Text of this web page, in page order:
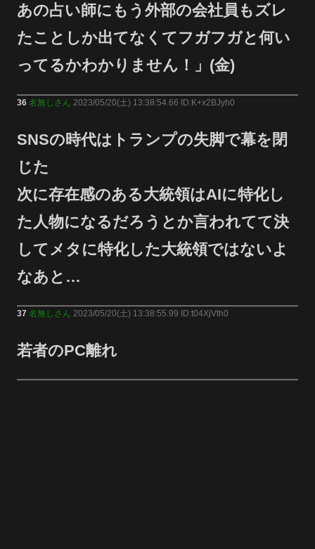
あの占い師にもう外部の会社員もズレ
たことしか出てなくてフガフガと何い
ってるかわかりません！」(金)
36 名無しさん 2023/05/20(土) 13:38:54.66 ID:K+x2BJyh0
SNSの時代はトランプの失脚で幕を閉
じた
次に存在感のある大統領はAIに特化し
た人物になるだろうとか言われてて決
してメタに特化した大統領ではないよ
なあと…
37 名無しさん 2023/05/20(土) 13:38:55.99 ID:t04XjVth0
若者のPC離れ